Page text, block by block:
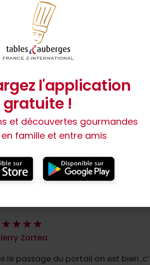
l'établissement
:Alexandra BACQUIE
Zortea
le passage du portail on est bien
l'application
gratuite !
et découvertes gourmandes
famille et entre amis